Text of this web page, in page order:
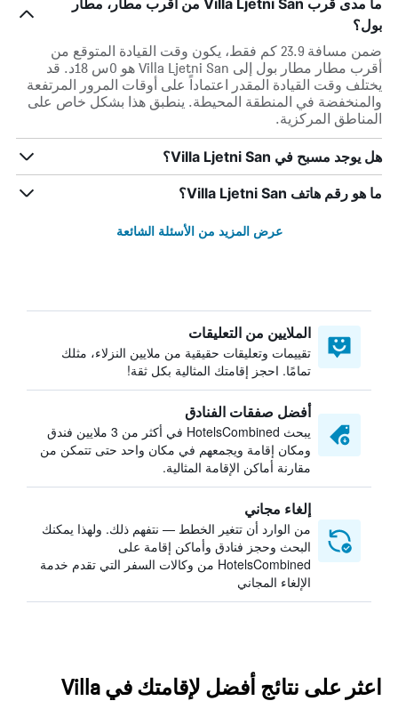
ما مدى قرب Villa Ljetni San من أقرب مطار، مطار
بول؟
ضمن مسافة 23.9 كم فقط، يكون وقت القيادة المتوقع من
أقرب مطار مطار بول إلى Villa Ljetni San هو 0س 18د. قد
يختلف وقت القيادة المقدر اعتماداً على أوقات المرور المرتفعة
والمنخفضة في المنطقة المحيطة. ينطبق هذا بشكل خاص على
المناطق المركزية.
هل يوجد مسبح في Villa Ljetni San؟
ما هو رقم هاتف Villa Ljetni San؟
عرض المزيد من الأسئلة الشائعة
الملايين من التعليقات
تقييمات وتعليقات حقيقية من ملايين النزلاء، مثلك
تمامًا. احجز إقامتك المثالية بكل ثقة!
أفضل صفقات الفنادق
يبحث HotelsCombined في أكثر من 3 ملايين فندق
ومكان إقامة ويجمعهم في مكان واحد حتى تتمكن من
مقارنة أماكن الإقامة المثالية.
إلغاء مجاني
من الوارد أن تتغير الخطط — نتفهم ذلك. ولهذا يمكنك
البحث وحجز فنادق وأماكن إقامة على
HotelsCombined من وكالات السفر التي تقدم خدمة
الإلغاء المجاني
اعثر على نتائج أفضل لإقامتك في Villa